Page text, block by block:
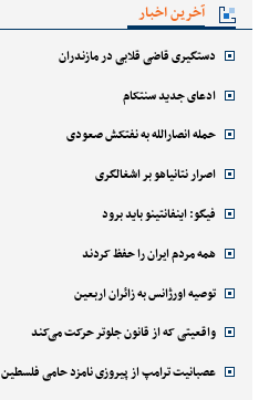
آخرین اخبار
دستگیری قاضی قلابی در مازندران
ادعای جدید سنتکام
حمله انصارالله به نفتکش صعودی
اصرار نتانیاهو بر اشغالگری
فیگو: اینفانتینو باید برود
همه مردم ایران را حفظ کردند
توصیه اورژانس به زائران اربعین
واقعیتی که از قانون جلوتر حرکت می‌کند
عصبانیت ترامپ از پیروزی نامزد حامی فلسطین